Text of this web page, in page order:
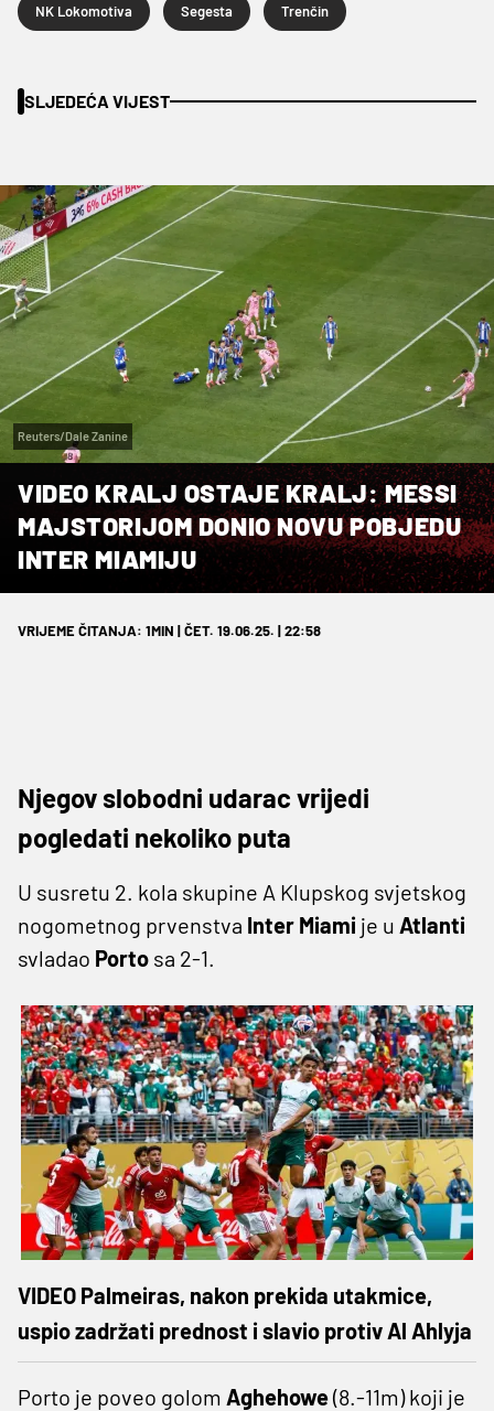
NK Lokomotiva Segesta Trenčin
SLJEDEĆA VIJEST
Reuters/Dale Zanine
VIDEO KRALJ OSTAJE KRALJ: MESSI
MAJSTORIJOM DONIO NOVU POBJEDU
INTER MIAMIJU
VRIJEME ČITANJA: 1MIN | ČET. 19.06.25. | 22:58
Njegov slobodni udarac vrijedi
pogledati nekoliko puta
U susretu 2. kola skupine A Klupskog svjetskog
nogometnog prvenstva Inter Miami je u Atlanti
svladao Porto sa 2-1.
VIDEO Palmeiras, nakon prekida utakmice,
uspio zadržati prednost i slavio protiv Al Ahlyja
Porto je poveo golom Aghehowe(8.-11m) koji je